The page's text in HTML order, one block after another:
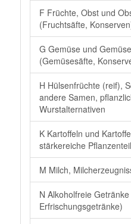
F Früchte, Obst und
(Fruchtsäfte,
G Gemüse und
(Gemüsesäfte,
H Hülsenfrüchte (reif),
andere Samen,
Wurstalternativen
K Kartoffeln und
stärkereiche
M Milch,
N Alkoholfreie
Erfrischungsgetränke)